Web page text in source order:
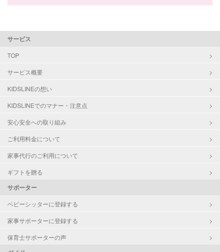
サービス
TOP
サービス概要
KIDSLINEの想い
KIDSLINEでのマナー・注意点
安心安全への取り組み
ご利用料金について
家事代行のご利用について
ギフトを贈る
サポーター
ベビーシッターに登録する
家事サポーターに登録する
保育士サポーターの声